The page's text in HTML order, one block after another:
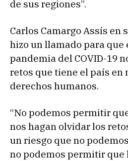
de sus regiones”.
Carlos Camargo Assís en
hizo un llamado para que
pandemia del COVID-19
retos que tiene el país en
derechos humanos.
“No podemos permitir
nos hagan olvidar los
un riesgo que no
no podemos permitir que